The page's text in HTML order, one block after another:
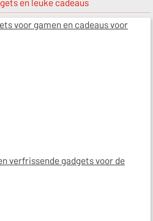
en leuke cadeaus
voor gamen en cadeaus voor
verfrissende gadgets voor de